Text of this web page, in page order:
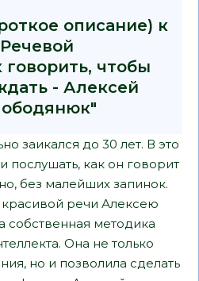
описание) к
говорить, чтобы
- Алексей
заикался до 30 лет. В это
послушать, как он говорит
без малейших запинок.
речи Алексею
методика
Она не только
но и позволила сделать